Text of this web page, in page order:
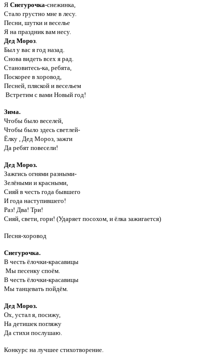
Я Снегурочка-снежинка,
Стало грустно мне в лесу.
Песни, шутки и веселье
Я на праздник вам несу.
Дед Мороз
Был у вас я год назад.
Снова видеть всех я рад.
Становитесь-ка, ребята,
Поскорее в хоровод,
Песней, пляской и весельем
Встретим с вами Новый год!
Зима.
Чтобы было веселей,
Чтобы было здесь светлей-
Ёлку , Дед Мороз, зажги
Да ребят повесели!
Дед Мороз.
Зажгись огнями разными-
Зелёными и красными,
Сияй в честь года бывшего
И года наступившего!
Раз! Два! Три!
Сияй, свети, гори! (Ударяет посохом, и ёлка зажигается)
Песня-хоровод
Снегурочка.
В честь ёлочки-красавицы
Мы песенку споём.
В честь ёлочки-красавицы
Мы танцевать пойдём.
Дед Мороз.
Ох, устал я, посижу,
На детишек погляжу
Да стихи послушаю.
Конкурс на лучшее стихотворение.